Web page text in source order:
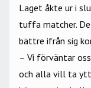
Laget åkte ur i
tuffa matcher.
bättre ifrån sig
– Vi förväntar
och alla vill ta